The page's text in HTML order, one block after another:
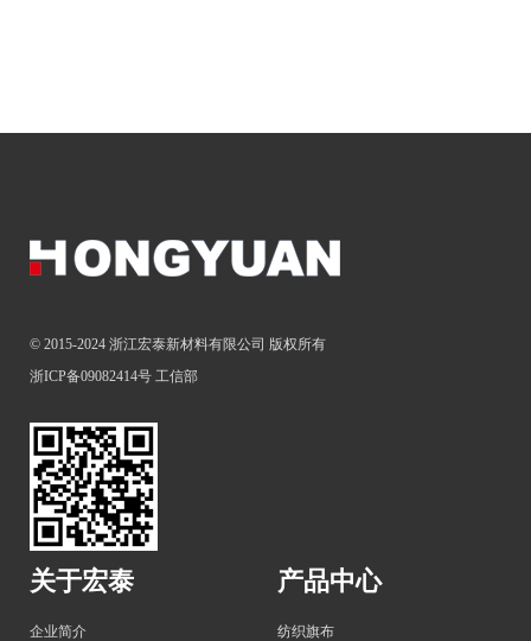
© 2015-2024 浙江宏泰新材料有限公司 版权所有
浙ICP备09082414号 工信部
关于宏泰
企业简介
产品中心
纺织旗布